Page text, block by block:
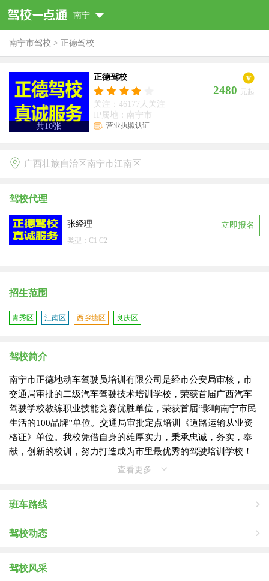
南宁
南宁市驾校 > 正德驾校
共10张
正德驾校
2480 元起
关注：46177人关注
IP属地：南宁市
营业执照认证
广西壮族自治区南宁市江南区
驾校代理
张经理
类型：C1 C2
立即报名
招生范围
青秀区 江南区 西乡塘区 良庆区
驾校简介
南宁市正德地动车驾驶员培训有限公司是经市公安局审核，市
交通局审批的二级汽车驾驶技术培训学校，荣获首届广西汽车
驾驶学校教练职业技能竞赛优胜单位，荣获首届“影响南宁市民
生活的100品牌”单位。交通局审批定点培训《道路运输从业资
格证》单位。我校凭借自身的雄厚实力，秉承忠诚，务实，奉
献，创新的校训，努力打造成为市里最优秀的驾驶培训学校！
查看更多
班车路线
驾校动态
驾校风采